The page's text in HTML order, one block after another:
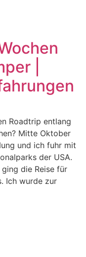
|
Roadtrip entlang
Mitte Oktober
und ich fuhr mit
der USA.
die Reise für
Ich wurde zur